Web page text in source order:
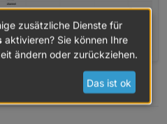
0
zusätzliche Dienste für
aktivieren? Sie können Ihre
ändern oder zurückziehen.
Das ist ok